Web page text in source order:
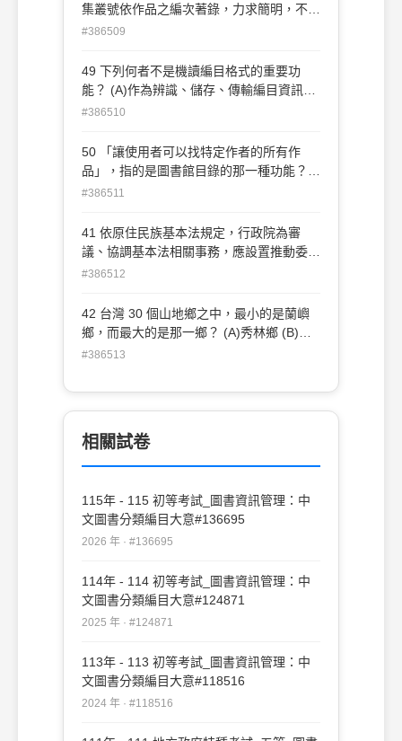
集叢號依作品之編次著錄，力求簡明，不必
要之文字得予省略 (B)集叢號以阿拉伯數字
分為若干部分，各自屬於不同集叢，無法在
集叢項表示者，於附註項著錄之
#386509
49 下列何者不是機讀編目格式的重要功
能？ (A)作為辨識、儲存、傳輸編目資訊的
標準 (B)是圖書館自動化的基礎 (C)便於館
工具
#386510
50 「讓使用者可以找特定作者的所有作
品」，指的是圖書館目錄的那一種功能？
(A)辨識 (B)聚合 (C)選擇 (D)獲取
#386511
41 依原住民族基本法規定，行政院為審
議、協調基本法相關事務，應設置推動委員
會，其中原住民族委員應占多少委員席次？
四分之三
#386512
42 台灣 30 個山地鄉之中，最小的是蘭嶼
鄉，而最大的是那一鄉？ (A)秀林鄉 (B)仁
愛鄉 (C)復興鄉 (D)大同鄉
#386513
相關試卷
115年 - 115 初等考試_圖書資訊管理：中
文圖書分類編目大意#136695
2026 年 · #136695
114年 - 114 初等考試_圖書資訊管理：中
文圖書分類編目大意#124871
2025 年 · #124871
113年 - 113 初等考試_圖書資訊管理：中
文圖書分類編目大意#118516
2024 年 · #118516